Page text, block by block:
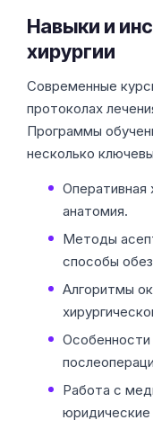
Навыки и
хирургии
Современные
протоколах
Программы
несколько
Оперативная
анатомия.
Методы
способы
Алгоритмы
Особенности
Работа с
юридические